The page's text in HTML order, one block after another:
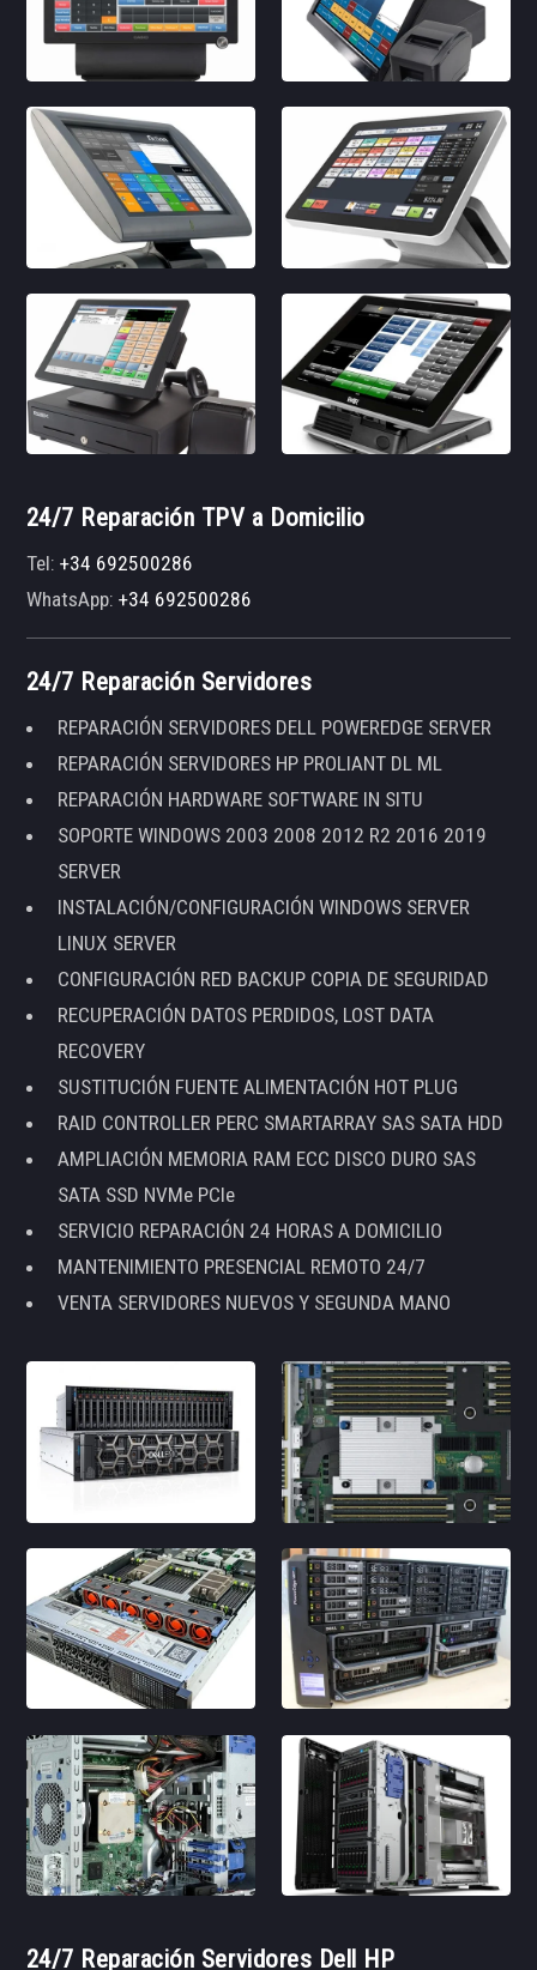
24/7 Reparación TPV a Domicilio
Tel:+34 692500286
WhatsApp:+34 692500286
24/7 Reparación Servidores
REPARACIÓN SERVIDORES DELL POWEREDGE SERVER
REPARACIÓN SERVIDORES HP PROLIANT DL ML
REPARACIÓN HARDWARE SOFTWARE IN SITU
SOPORTE WINDOWS 2003 2008 2012 R2 2016 2019
SERVER
INSTALACIÓN/CONFIGURACIÓN WINDOWS SERVER
LINUX SERVER
CONFIGURACIÓN RED BACKUP COPIA DE SEGURIDAD
RECUPERACIÓN DATOS PERDIDOS, LOST DATA
RECOVERY
SUSTITUCIÓN FUENTE ALIMENTACIÓN HOT PLUG
RAID CONTROLLER PERC SMARTARRAY SAS SATA HDD
AMPLIACIÓN MEMORIA RAM ECC DISCO DURO SAS
SATA SSD NVMe PCIe
SERVICIO REPARACIÓN 24 HORAS A DOMICILIO
MANTENIMIENTO PRESENCIAL REMOTO 24/7
VENTA SERVIDORES NUEVOS Y SEGUNDA MANO
24/7 Reparación Servidores Dell HP